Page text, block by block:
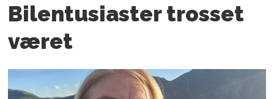
Bilentusiaster trosset
været